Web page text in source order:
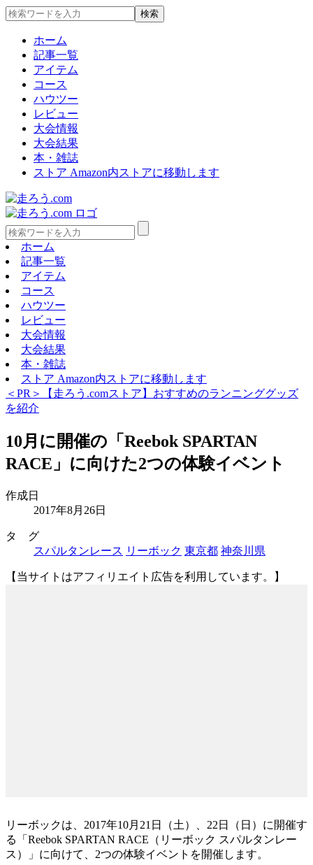
ホーム
記事一覧
アイテム
コース
ハウツー
レビュー
大会情報
大会結果
本・雑誌
ストア Amazon内ストアに移動します
ホーム
記事一覧
アイテム
コース
ハウツー
レビュー
大会情報
大会結果
本・雑誌
ストア Amazon内ストアに移動します
＜PR＞【走ろう.comストア】おすすめのランニンググッズ
を紹介
10月に開催の「Reebok SPARTAN
RACE」に向けた2つの体験イベント
作成日
2017年8月26日
タ グ
スパルタンレース リーボック 東京都 神奈川県
【当サイトはアフィリエイト広告を利用しています。】
リーボックは、2017年10月21日（土）、22日（日）に開催す
る「Reebok SPARTAN RACE（リーボック スパルタンレー
ス）」に向けて、2つの体験イベントを開催します。